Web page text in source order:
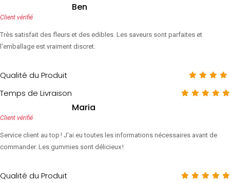
Ben
Client vérifié
Très satisfait des fleurs et des edibles. Les saveurs sont parfaites et
l'emballage est vraiment discret.
Qualité du Produit
Temps de Livraison
Maria
Client vérifié
Service client au top ! J'ai eu toutes les informations nécessaires avant de
commander. Les gummies sont délicieux !
Qualité du Produit